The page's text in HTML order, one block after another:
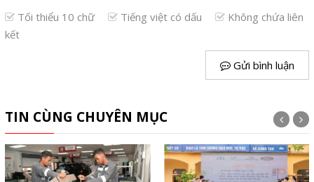
Tối thiểu 10 chữ Tiếng việt có dấu
Không chứa liên
kết
Gửi bình luận
TIN CÙNG CHUYÊN MỤC